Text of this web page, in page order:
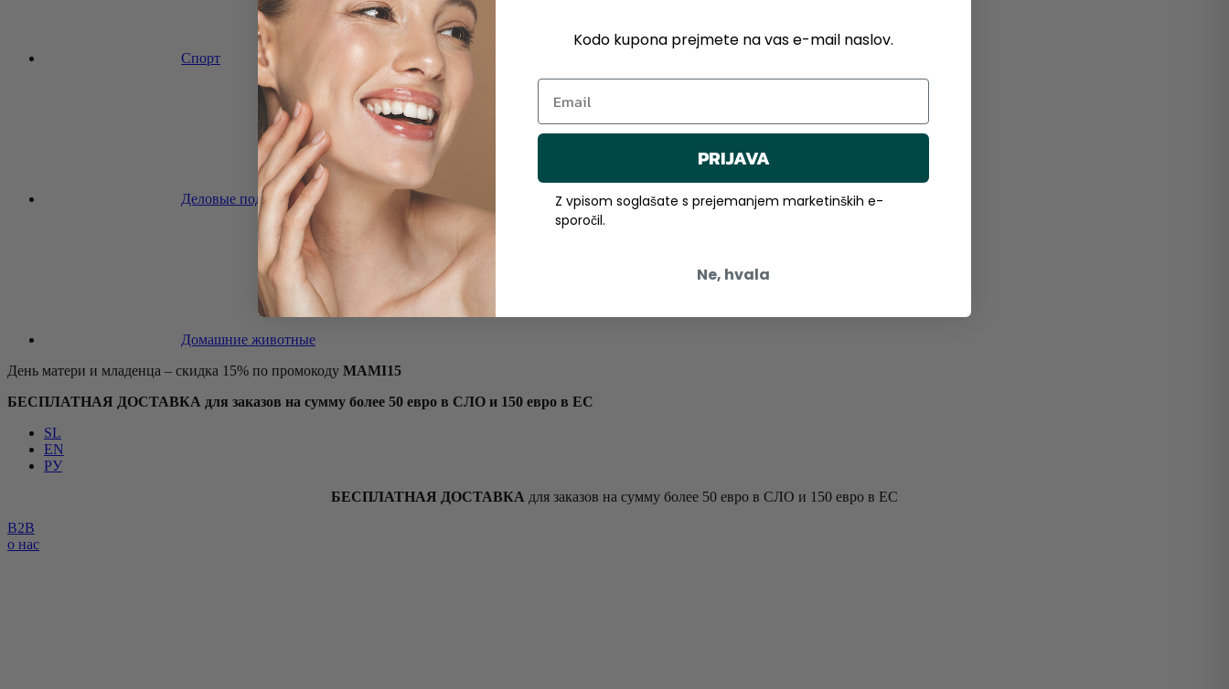
Спорт
Деловые подарки
Домашние животные
День матери и младенца – скидка 15% по промокоду MAMI15
БЕСПЛАТНАЯ ДОСТАВКА для заказов на сумму более 50 евро в СЛО и 150 евро в ЕС
SL
EN
РУ
БЕСПЛАТНАЯ ДОСТАВКА для заказов на сумму более 50 евро в СЛО и 150 евро в ЕС
B2B
о нас
Kodo kupona prejmete na vas e-mail naslov.
Email
PRIJAVA
Z vpisom soglašate s prejemanjem marketinških e-
sporočil.
Ne, hvala